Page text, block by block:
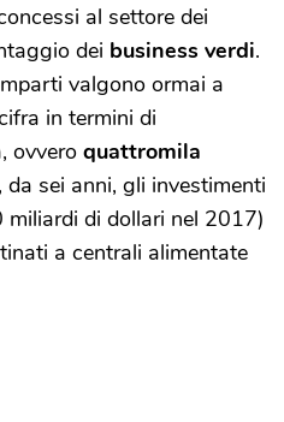
al settore dei
dei business verdi.
valgono ormai a
in termini di
ovvero quattromila
da sei anni, gli investimenti
di dollari nel 2017)
a centrali alimentate